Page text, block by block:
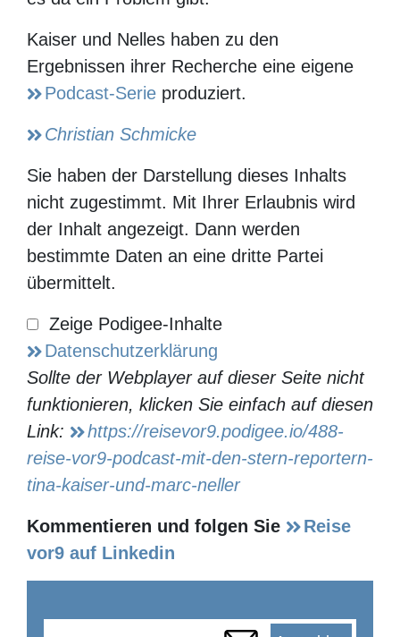
Kaiser und Nelles haben zu den
Ergebnissen ihrer Recherche eine eigene
Podcast-Serie produziert.
Christian Schmicke
Sie haben der Darstellung dieses Inhalts nicht
zugestimmt. Mit Ihrer Erlaubnis wird der Inhalt
angezeigt. Dann werden bestimmte Daten an eine
dritte Partei übermittelt.
Inhalte
Sollte der Webplayer auf dieser Seite nicht
funktionieren, klicken Sie einfach auf
diesen Link:
https://reisevor9.podigee.io/488-reise-
vor9-podcast-mit-den-stern-reportern-tina-
kaiser-und-marc-neller
Kommentieren und folgen Sie
vor9 auf Linkedin